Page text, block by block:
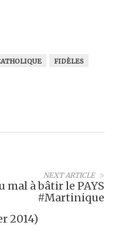
FIDÈLES
NEXT ARTICLE
mal à bâtir le PAYS
#Martinique
2014)